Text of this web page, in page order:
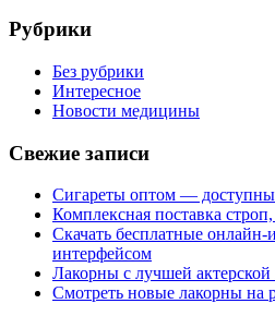
Рубрики
Без рубрики
Интересное
Новости медицины
Свежие записи
Сигареты оптом —
Комплексная поставка
Скачать бесплатные
интерфейсом
Лакорны с лучшей актерской
Смотреть новые лакорны на